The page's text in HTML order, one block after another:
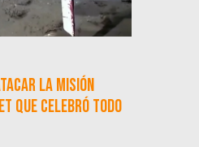
la misión
que celebró todo